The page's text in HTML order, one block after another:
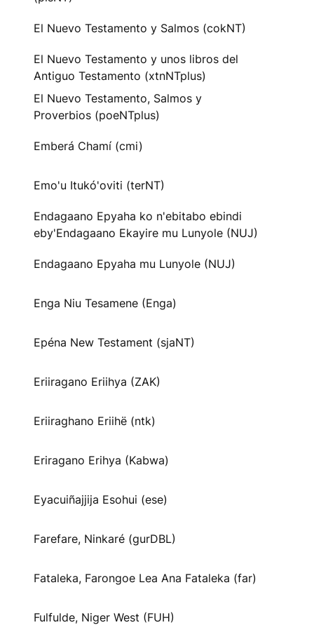
El Nuevo Testamento y Salmos (cokNT)
El Nuevo Testamento y unos libros del
Antiguo Testamento (xtnNTplus)
El Nuevo Testamento, Salmos y
Proverbios (poeNTplus)
Emberá Chamí (cmi)
Emo'u Itukó'oviti (terNT)
Endagaano Epyaha ko n'ebitabo ebindi
eby'Endagaano Ekayire mu Lunyole (NUJ)
Endagaano Epyaha mu Lunyole (NUJ)
Enga Niu Tesamene (Enga)
Epéna New Testament (sjaNT)
Eriiragano Eriihya (ZAK)
Eriiraghano Eriihë (ntk)
Eriragano Erihya (Kabwa)
Eyacuiñajjija Esohui (ese)
Farefare, Ninkaré (gurDBL)
Fataleka, Farongoe Lea Ana Fataleka (far)
Fulfulde, Niger West (FUH)